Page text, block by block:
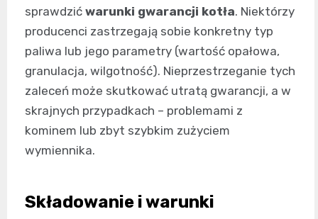
sprawdzić warunki gwarancji kotła. Niektórzy
producenci zastrzegają sobie konkretny typ
paliwa lub jego parametry (wartość opałowa,
granulacja, wilgotność). Nieprzestrzeganie tych
zaleceń może skutkować utratą gwarancji, a w
skrajnych przypadkach – problemami z
kominem lub zbyt szybkim zużyciem
wymiennika.
Składowanie i warunki